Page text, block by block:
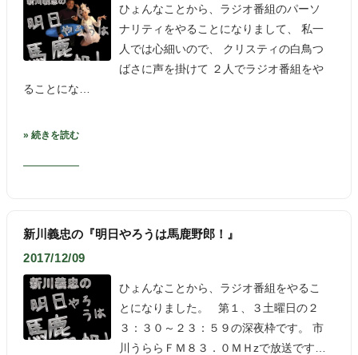
ひょんなことから、ラジオ番組のパーソ
ナリティをやることになりまして、 私一
人では心細いので、 クリスティの白鳥つ
ばさに声を掛けて ２人でラジオ番組をや
ることにな…
» 続きを読む
新川義忠の『明日やろうは馬鹿野郎！』
2017/12/09
ひょんなことから、ラジオ番組をやるこ
とになりました。 第１、３土曜日の２
３：３０～２３：５９の深夜枠です。 市
川うららＦＭ８３．０ＭＨzで放送です…